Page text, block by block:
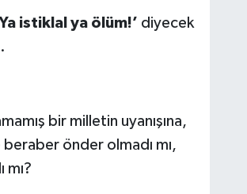
istiklal ya ölüm!’ diyecek
bir milletin uyanışına,
beraber önder olmadı mı,
mı?